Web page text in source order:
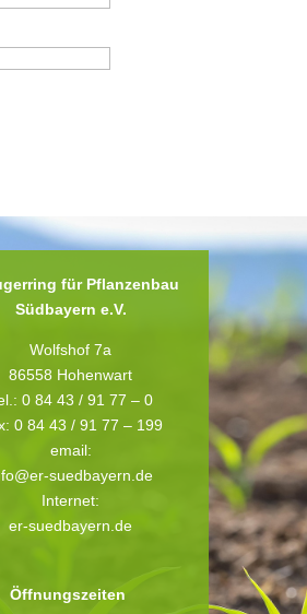
für Pflanzenbau
Südbayern e.V.
Wolfshof 7a
86558 Hohenwart
0 84 43 / 91 77 – 0
0 84 43 / 91 77 – 199
email:
suedbayern.de
Internet:
er-suedbayern.de
Öffnungszeiten